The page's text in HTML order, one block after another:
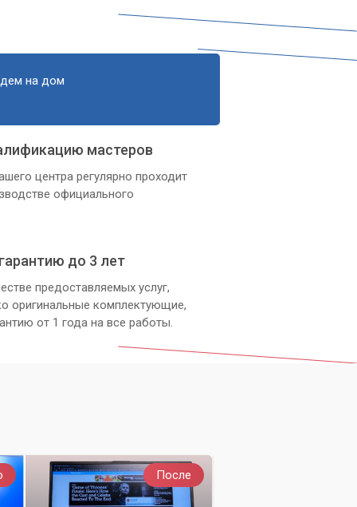
на дом
мастеров
центра регулярно проходит
официального
до 3 лет
предоставляемых услуг,
оригинальные комплектующие,
от 1 года на все работы.
После